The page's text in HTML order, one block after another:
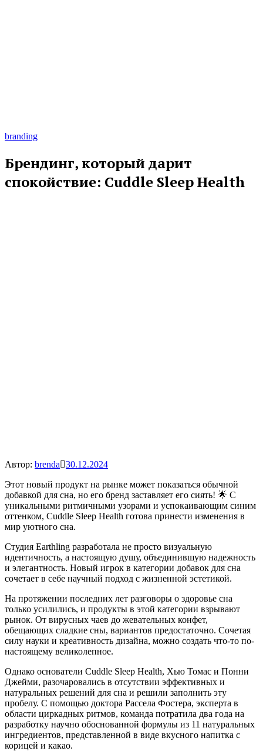
branding
Брендинг, который дарит
спокойствие: Cuddle Sleep Health
Автор: brenda
30.12.2024
Этот новый продукт на рынке может показаться обычной
добавкой для сна, но его бренд заставляет его сиять! 🌟 С
уникальными ритмичными узорами и успокаивающим синим
оттенком, Cuddle Sleep Health готова принести изменения в
мир уютного сна.
Студия Earthling разработала не просто визуальную
идентичность, а настоящую душу, объединившую надежность
и элегантность. Новый игрок в категории добавок для сна
сочетает в себе научный подход с жизненной эстетикой.
На протяжении последних лет разговоры о здоровье сна
только усилились, и продукты в этой категории взрывают
рынок. От вирусных чаев до жевательных конфет,
обещающих сладкие сны, вариантов предостаточно. Сочетая
силу науки и креативность дизайна, можно создать что-то по-
настоящему великолепное.
Однако основатели Cuddle Sleep Health, Хью Томас и Понни
Джейми, разочаровались в отсутствии эффективных и
натуральных решений для сна и решили заполнить эту
пробелу. С помощью доктора Рассела Фостера, эксперта в
области циркадных ритмов, команда потратила два года на
разработку научно обоснованной формулы из 11 натуральных
ингредиентов, представленной в виде вкусного напитка с
корицей и какао.